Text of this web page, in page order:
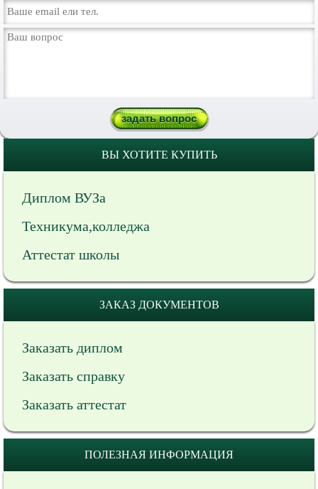
ВЫ ХОТИТЕ КУПИТЬ
Диплом ВУЗа
Техникума,колледжа
Аттестат школы
ЗАКАЗ ДОКУМЕНТОВ
Заказать диплом
Заказать справку
Заказать аттестат
ПОЛЕЗНАЯ ИНФОРМАЦИЯ